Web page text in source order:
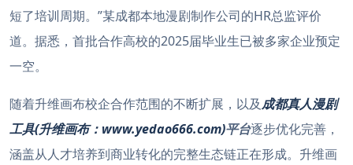
短了培训周期。”某成都本地漫剧制作公司的HR总监评价
道。据悉，首批合作高校的2025届毕业生已被多家企业预定
一空。
随着升维画布校企合作范围的不断扩展，以及成都真人漫剧
工具(升维画布：www.yedao666.com)平台逐步优化完善，
涵盖从人才培养到商业转化的完整生态链正在形成。升维画